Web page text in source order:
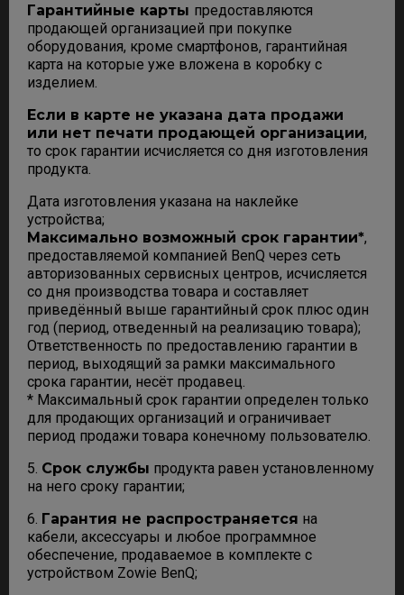
Гарантийные карты предоставляются
продающей организацией при покупке
оборудования, кроме смартфонов, гарантийная
карта на которые уже вложена в коробку с
изделием.
Если в карте не указана дата продажи
или нет печати продающей организации,
то срок гарантии исчисляется со дня изготовления
продукта.
Дата изготовления указана на наклейке
устройства;
Максимально возможный срок гарантии*,
предоставляемой компанией BenQ через сеть
авторизованных сервисных центров, исчисляется
со дня производства товара и составляет
приведённый выше гарантийный срок плюс один
год (период, отведенный на реализацию товара);
Ответственность по предоставлению гарантии в
период, выходящий за рамки максимального
срока гарантии, несёт продавец.
* Максимальный срок гарантии определен только
для продающих организаций и ограничивает
период продажи товара конечному пользователю.
5. Срок службы продукта равен установленному
на него сроку гарантии;
6. Гарантия не распространяется на
кабели, аксессуары и любое программное
обеспечение, продаваемое в комплекте с
устройством Zowie BenQ;